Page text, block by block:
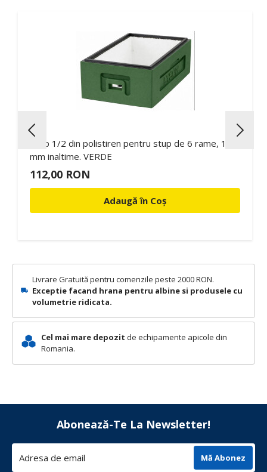
Livrare Gratuită pentru comenzile peste 2000 RON.
Exceptie facand hrana pentru albine si produsele cu
volumetrie ridicata.
Cel mai mare depozit de echipamente apicole din
Romania.
Corp 1/2 din polistiren pentru stup de 6 rame, 160
mm inaltime. VERDE
112,00 RON
Adaugă în Coș
Abonează-Te La Newsletter!
Mă Abonez